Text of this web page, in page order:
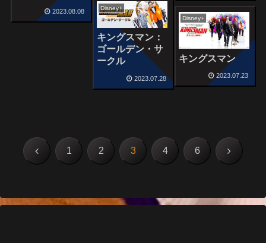
2023.08.08 Disney+
キングスマン：
ゴールデン・サ
ークル
2023.07.28
Disney+
キングスマン
2023.07.23
前 1 2 3 4 6 次